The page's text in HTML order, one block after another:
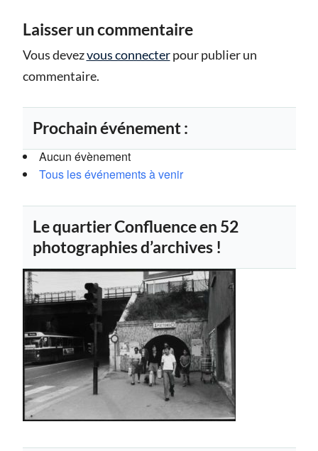
Laisser un commentaire
Vous devezvous connecterpour publier un
commentaire.
Prochain événement :
Aucun évènement
Tous les événements à venir
Le quartier Confluence en 52
photographies d’archives !